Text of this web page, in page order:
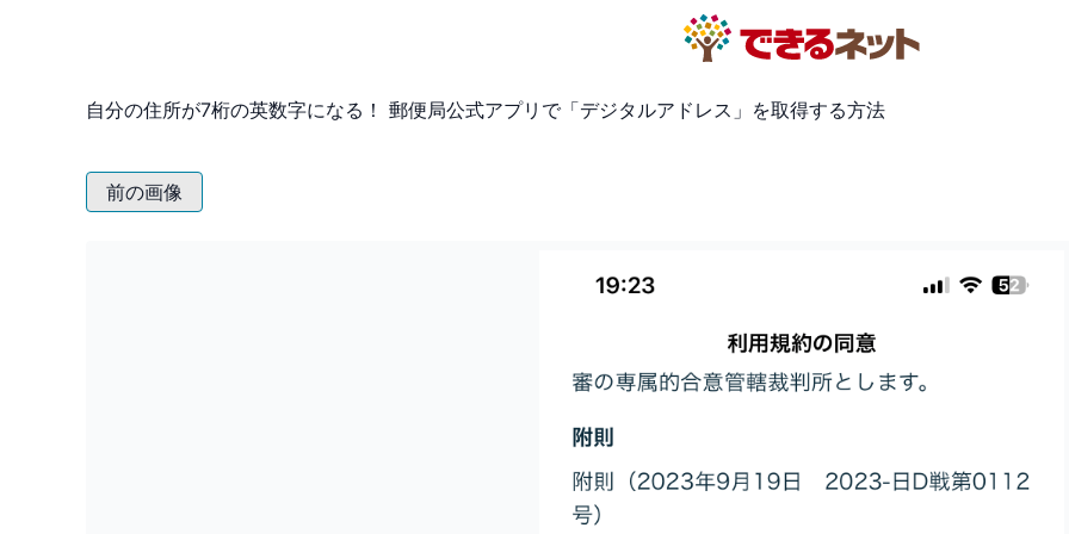
自分の住所が7桁の英数字になる！ 郵便局公式アプリで「デジタルアドレス」を取得する方法
前の画像